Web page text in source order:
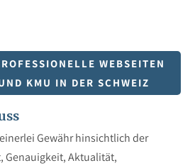
WEBSEITEN
KMU IN DER SCHWEIZ
Gewähr hinsichtlich der
Genauigkeit, Aktualität,